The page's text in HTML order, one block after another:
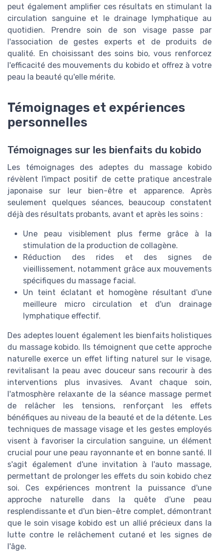
peut également amplifier ces résultats en stimulant la
circulation sanguine et le drainage lymphatique au
quotidien. Prendre soin de son visage passe par
l'association de gestes experts et de produits de
qualité. En choisissant des soins bio, vous renforcez
l'efficacité des mouvements du kobido et offrez à votre
peau la beauté qu'elle mérite.
Témoignages et expériences
personnelles
Témoignages sur les bienfaits du kobido
Les témoignages des adeptes du massage kobido
révèlent l'impact positif de cette pratique ancestrale
japonaise sur leur bien-être et apparence. Après
seulement quelques séances, beaucoup constatent
déjà des résultats probants, avant et après les soins :
Une peau visiblement plus ferme grâce à la
stimulation de la production de collagène.
Réduction des rides et des signes de
vieillissement, notamment grâce aux mouvements
spécifiques du massage facial.
Un teint éclatant et homogène résultant d'une
meilleure micro circulation et d'un drainage
lymphatique effectif.
Des adeptes louent également les bienfaits holistiques
du massage kobido. Ils témoignent que cette approche
naturelle exerce un effet lifting naturel sur le visage,
revitalisant la peau avec douceur sans recourir à des
interventions plus invasives. Avant chaque soin,
l'atmosphère relaxante de la séance massage permet
de relâcher les tensions, renforçant les effets
bénéfiques au niveau de la beauté et de la détente. Les
techniques de massage visage et les gestes employés
visent à favoriser la circulation sanguine, un élément
crucial pour une peau rayonnante et en bonne santé. Il
s'agit également d'une invitation à l'auto massage,
permettant de prolonger les effets du soin kobido chez
soi. Ces expériences montrent la puissance d'une
approche naturelle dans la quête d'une peau
resplendissante et d'un bien-être complet, démontrant
que le soin visage kobido est un allié précieux dans la
lutte contre le relâchement cutané et les signes de
l'âge.